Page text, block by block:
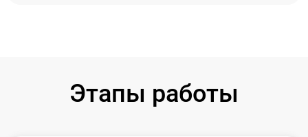
Этапы работы